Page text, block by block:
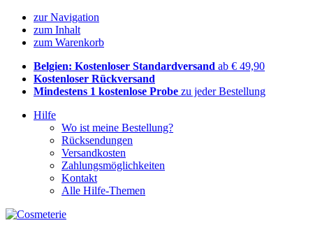
zur Navigation
zum Inhalt
zum Warenkorb
Belgien: Kostenloser Standardversand ab € 49,90
Kostenloser Rückversand
Mindestens 1 kostenlose Probe zu jeder Bestellung
Hilfe
Wo ist meine Bestellung?
Rücksendungen
Versandkosten
Zahlungsmöglichkeiten
Kontakt
Alle Hilfe-Themen